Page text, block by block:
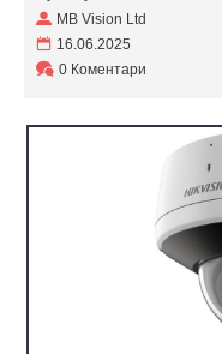
MB Vision Ltd
16.06.2025
0 Коментари